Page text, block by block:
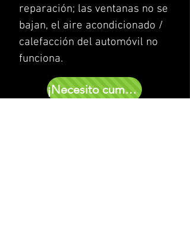
reparación; las ventanas no se
bajan, el aire acondicionado /
calefacción del automóvil no
funciona.
¡Necesito cumplido!